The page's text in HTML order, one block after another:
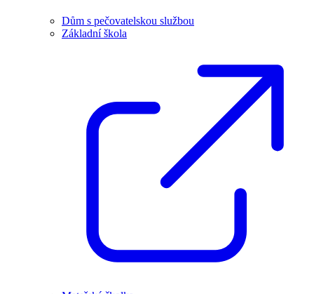
Dům s pečovatelskou službou
Základní škola